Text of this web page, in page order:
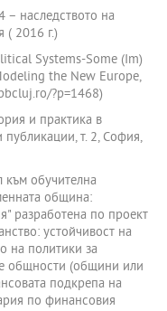
– наследството на
( 2016 г.)
Systems-Some (Im)
the New Europe,
?p=1468)
и практика в
т. 2, София,
към обучителна
община:
разработена по проект
устойчивост на
на политики за
общности (общини или
подкрепа на
по финансовия